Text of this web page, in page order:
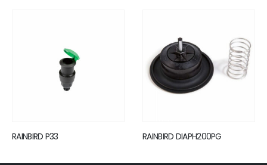
RAINBIRD DIAPH200PG RAINBIRD SJ 12 100 22